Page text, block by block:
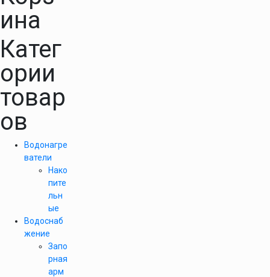
ина
Катег
ории
товар
ов
Водонагре
ватели
Нако
пите
льн
ые
Водоснаб
жение
Запо
рная
арм